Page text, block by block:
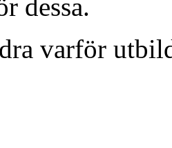
dessa.
varför